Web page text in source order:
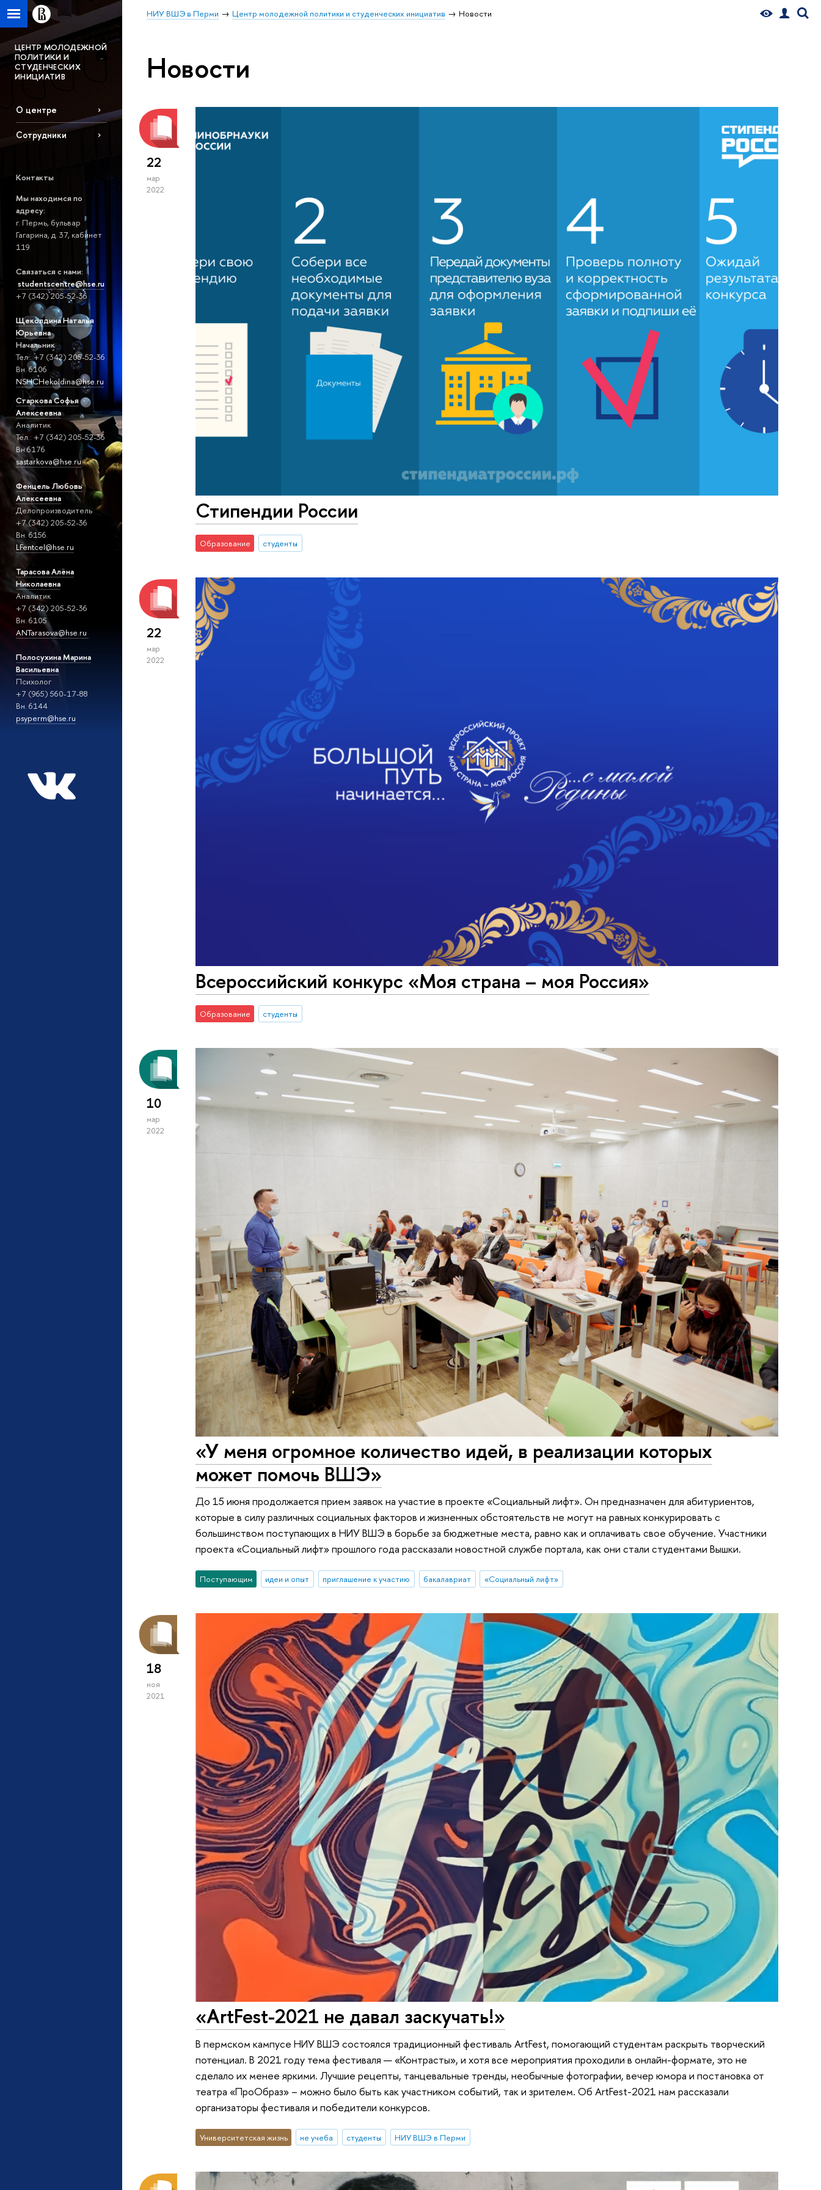
НИУ ВШЭ в Перми Центр молодежной политики и студенческих инициатив Новости
ЦЕНТР МОЛОДЕЖНОЙ
ПОЛИТИКИ И
СТУДЕНЧЕСКИХ
ИНИЦИАТИВ
О центре
Сотрудники
Контакты
Мы находимся по
адресу:
г. Пермь, бульвар
Гагарина, д. 37, кабинет
119
Связаться с нами:
studentscentre@hse.ru
+7 (342) 205-52-36
Щеколдина Наталья
Юрьевна
Начальник
Тел.: +7 (342) 205-52-36
Вн. 6106
NSHCHekoldina@hse.ru
СтарковаСофья
Алексеевна
Аналитик
Тел.: +7 (342) 205-52-36
Вн.6176
sastarkova@hse.ru
Фенцель Любовь
Алексеевна
Делопроизводитель
+7 (342) 205-52-36
Вн. 6156
LFentcel@hse.ru
Тарасова Алёна
Николаевна
Аналитик
+7 (342) 205-52-36
Вн. 6105
ANTarasova@hse.ru
Полосухина Марина
Васильевна
Психолог
+7 (965) 560-17-88
Вн. 6144
psyperm@hse.ru
Новости
22
мар
2022
Стипендии России
Образование студенты
22
мар
2022
Всероссийский конкурс «Моя страна – моя Россия»
Образование студенты
10
мар
2022
«У меня огромное количество идей, в реализации которых
может помочь ВШЭ»
До 15 июня продолжается прием заявок на участие в проекте «Социальный лифт». Он предназначен для абитуриентов,
которые в силу различных социальных факторов и жизненных обстоятельств не могут на равных конкурировать с
большинством поступающих в НИУ ВШЭ в борьбе за бюджетные места, равно как и оплачивать свое обучение. Участники
проекта «Социальный лифт» прошлого года рассказали новостной службе портала, как они стали студентами Вышки.
Поступающим идеи и опыт приглашение к участию бакалавриат «Социальный лифт»
18
ноя
2021
«ArtFest-2021 не давал заскучать!»
В пермском кампусе НИУ ВШЭ состоялся традиционный фестиваль ArtFest, помогающий студентам раскрыть творческий
потенциал. В 2021 году тема фестиваля — «Контрасты», и хотя все мероприятия проходили в онлайн-формате, это не
сделало их менее яркими. Лучшие рецепты, танцевальные тренды, необычные фотографии, вечер юмора и постановка от
театра «ПроОбраз» – можно было быть как участником событий, так и зрителем. Об ArtFest-2021 нам рассказали
организаторы фестиваля и победители конкурсов.
Университетская жизнь не учеба студенты НИУ ВШЭ в Перми